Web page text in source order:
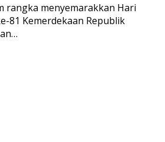
rangka menyemarakkan Hari
81 Kemerdekaan Republik